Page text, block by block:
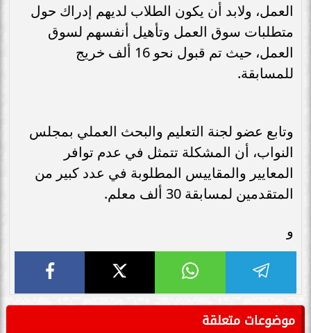
العمل، ولابد أن يكون الطلاب لديهم إدراك حول
متطلبات سوق العمل وتأهيل أنفسهم لسوق
العمل، حيث تم قبول نحو 16 ألف خريج
للمسابقة.
وتابع عضو لجنة التعليم والبحث العملي بمجلس
النواب، أن المشكلة تتمثل في عدم توافر
المعايير والمقاييس المطلوبة في عدد كبير من
المتقدمين لمسابقة 30 ألف معلم.
و
موضوعات متعلقة